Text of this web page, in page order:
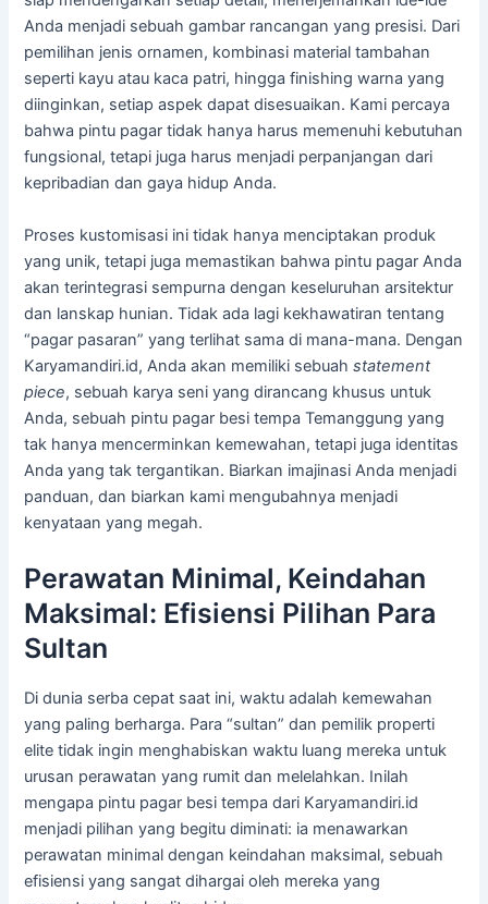
Anda menjadi sebuah gambar rancangan yang presisi. Dari
pemilihan jenis ornamen, kombinasi material tambahan
seperti kayu atau kaca patri, hingga finishing warna yang
diinginkan, setiap aspek dapat disesuaikan. Kami percaya
bahwa pintu pagar tidak hanya harus memenuhi kebutuhan
fungsional, tetapi juga harus menjadi perpanjangan dari
kepribadian dan gaya hidup Anda.
Proses kustomisasi ini tidak hanya menciptakan produk
yang unik, tetapi juga memastikan bahwa pintu pagar Anda
akan terintegrasi sempurna dengan keseluruhan arsitektur
dan lanskap hunian. Tidak ada lagi kekhawatiran tentang
“pagar pasaran” yang terlihat sama di mana-mana. Dengan
Karyamandiri.id, Anda akan memiliki sebuahstatement
piece, sebuah karya seni yang dirancang khusus untuk
Anda, sebuah pintu pagar besi tempa Temanggung yang
tak hanya mencerminkan kemewahan, tetapi juga identitas
Anda yang tak tergantikan. Biarkan imajinasi Anda menjadi
panduan, dan biarkan kami mengubahnya menjadi
kenyataan yang megah.
Perawatan Minimal, Keindahan
Maksimal: Efisiensi Pilihan Para
Sultan
Di dunia serba cepat saat ini, waktu adalah kemewahan
yang paling berharga. Para “sultan” dan pemilik properti
elite tidak ingin menghabiskan waktu luang mereka untuk
urusan perawatan yang rumit dan melelahkan. Inilah
mengapa pintu pagar besi tempa dari Karyamandiri.id
menjadi pilihan yang begitu diminati: ia menawarkan
perawatan minimal dengan keindahan maksimal, sebuah
efisiensi yang sangat dihargai oleh mereka yang